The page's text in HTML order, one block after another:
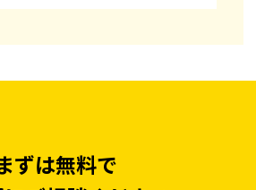
ずは無料で